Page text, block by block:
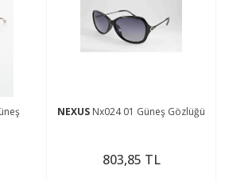
NEXUS Nx024 01 Güneş Gözlüğü
803,85 TL